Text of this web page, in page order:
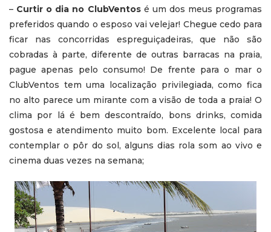
– Curtir o dia no ClubVentosé um dos meus programas
preferidos quando o esposo vai velejar! Chegue cedo para
ficar nas concorridas espreguiçadeiras, que não são
cobradas à parte, diferente de outras barracas na praia,
pague apenas pelo consumo! De frente para o mar o
ClubVentos tem uma localização privilegiada, como fica
no alto parece um mirante com a visão de toda a praia! O
clima por lá é bem descontraído, bons drinks, comida
gostosa e atendimento muito bom. Excelente local para
contemplar o pôr do sol, alguns dias rola som ao vivo e
cinema duas vezes na semana;